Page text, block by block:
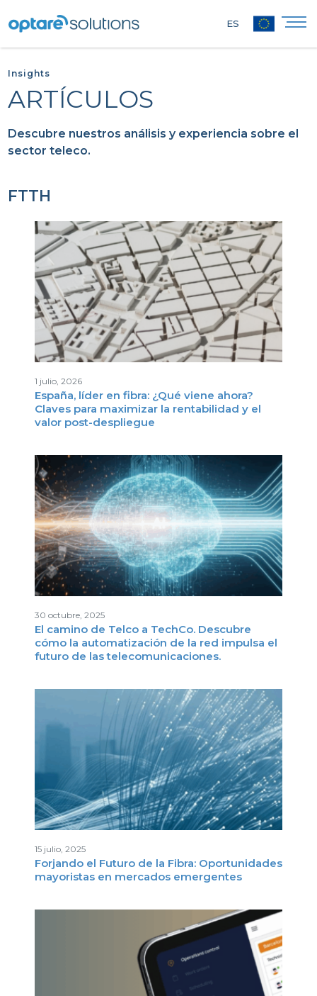
ES
Insights
ARTÍCULOS
Descubre nuestros análisis y experiencia sobre el
sector teleco.
FTTH
1 julio, 2026
España, líder en fibra: ¿Qué viene ahora?
Claves para maximizar la rentabilidad y el
valor post-despliegue
30 octubre, 2025
El camino de Telco a TechCo. Descubre
cómo la automatización de la red impulsa el
futuro de las telecomunicaciones.
15 julio, 2025
Forjando el Futuro de la Fibra: Oportunidades
mayoristas en mercados emergentes